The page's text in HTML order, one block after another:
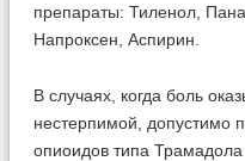
препараты: Тиленол,
Напроксен, Аспирин.
В случаях, когда боль
нестерпимой, допустимо
опиоидов типа